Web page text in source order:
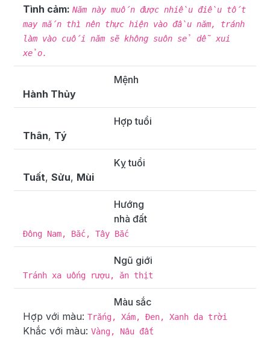
Tình cảm: Năm này muốn được nhiều điều tốt
may mắn thì nên thực hiện vào đầu năm, tránh
làm vào cuối năm sẽ không suôn sẻ dễ xui
xẻo.
Mệnh
Hành Thủy
Hợp tuổi
Thân, Tý
Kỵ tuổi
Tuất, Sửu, Mùi
Hướng
nhà đất
Đông Nam, Bắc, Tây Bắc
Ngũ giới
Tránh xa uống rượu, ăn thịt
Màu sắc
Hợp với màu: Trắng, Xám, Đen, Xanh da trời
Khắc với màu: Vàng, Nâu đất